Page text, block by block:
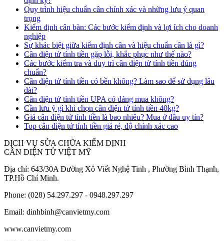
Quy trình hiệu chuẩn cân chính xác và những lưu ý quan
trọng
Kiểm định cân bàn: Các bước kiểm định và lợi ích cho doanh
nghiệp
Sự khác biệt giữa kiểm định cân và hiệu chuẩn cân là gì?
Cân điện tử tính tiền gặp lỗi, khắc phục như thế nào?
Các bước kiểm tra và duy trì cân điện tử tính tiền đúng
chuẩn?
Cân điện tử tính tiền có bền không? Làm sao để sử dụng lâu
dài?
Cân điện tử tính tiền UPA có đáng mua không?
Cần lưu ý gì khi chọn cân điện tử tính tiền 40kg?
Giá cân điện tử tính tiền là bao nhiêu? Mua ở đâu uy tín?
Top cân điện tử tính tiền giá rẻ, độ chính xác cao
DỊCH VỤ SỬA CHỮA KIỂM ĐỊNH
CÂN ĐIỆN TỬ VIỆT MỸ
Địa chỉ: 643/30A Đường Xô Viết Nghệ Tinh , Phường Bình Thạnh,
TP.Hồ Chí Minh.
Phone: (028) 54.297.297 - 0948.297.297
Email: dinhbinh@canvietmy.com
www.canvietmy.com